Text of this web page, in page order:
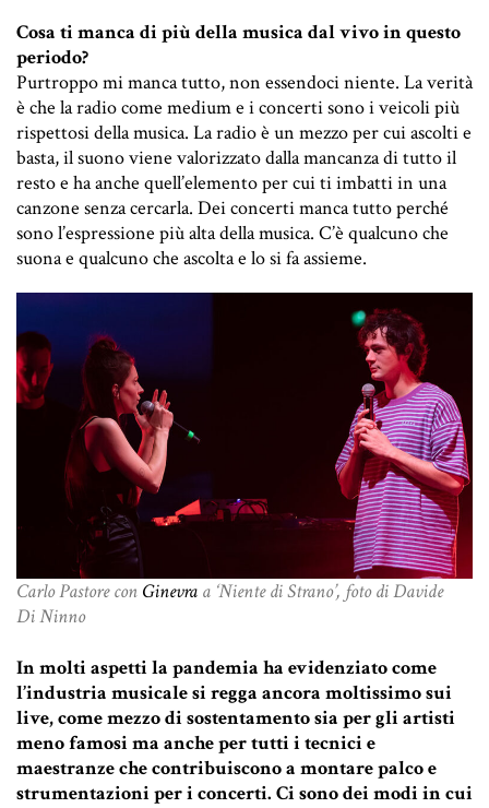
Cosa ti manca di più della musica dal vivo in questo
periodo?
Purtroppo mi manca tutto, non essendoci niente. La verità
è che la radio come medium e i concerti sono i veicoli più
rispettosi della musica. La radio è un mezzo per cui ascolti e
basta, il suono viene valorizzato dalla mancanza di tutto il
resto e ha anche quell’elemento per cui ti imbatti in una
canzone senza cercarla. Dei concerti manca tutto perché
sono l’espressione più alta della musica. C’è qualcuno che
suona e qualcuno che ascolta e lo si fa assieme.
Carlo Pastore con Ginevra a ‘Niente di Strano’, foto di Davide
Di Ninno
In molti aspetti la pandemia ha evidenziato come
l’industria musicale si regga ancora moltissimo sui
live, come mezzo di sostentamento sia per gli artisti
meno famosi ma anche per tutti i tecnici e
maestranze che contribuiscono a montare palco e
strumentazioni per i concerti. Ci sono dei modi in cui